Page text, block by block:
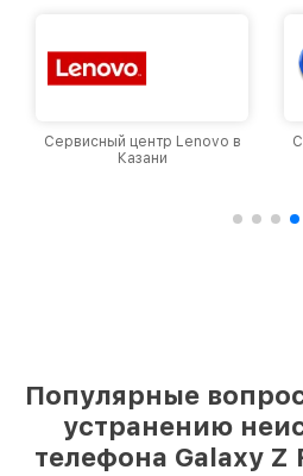
Сервисный центр Lenovo в
Казани
Популярные
устранению
телефона Galaxy Z